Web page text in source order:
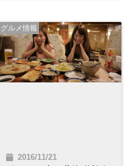
グルメ情報
2016/11/21